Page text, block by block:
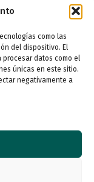
como las
del dispositivo. El
datos como el
únicas en este sitio.
negativamente a